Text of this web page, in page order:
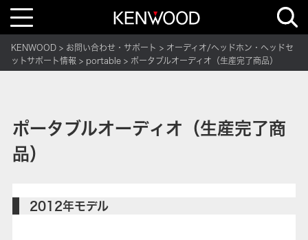
T
l
e
n
a
t
i
o
n
KENWOOD お問い合わせ・サポート
オーディオ/ヘッドホン・ヘッドセ
ットサポート情報
portable ポータブルオーディオ（生産完了商品）
ポータブルオーディオ（生産完了商
品）
2012年モデル